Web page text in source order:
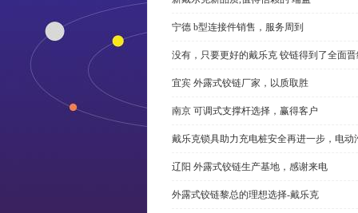
宁德 b型连接件销售，服务周到
没有，只要更好的戴乐克 铰链得到了全面
宜宾 外露式铰链厂家，以质取胜
南京 可调式支撑杆选择，赢得客户
戴乐克锁具助力充电桩安全再进一步，电动
辽阳 外露式铰链生产基地，感谢来电
外露式铰链黎总的理想选择-戴乐克